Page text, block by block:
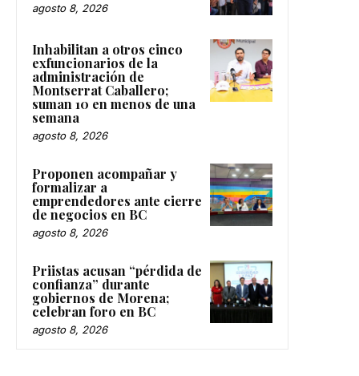
agosto 8, 2026
Inhabilitan a otros cinco
exfuncionarios de la
administración de
Montserrat Caballero;
suman 10 en menos de una
semana
agosto 8, 2026
Proponen acompañar y
formalizar a
emprendedores ante cierre
de negocios en BC
agosto 8, 2026
Priistas acusan “pérdida de
confianza” durante
gobiernos de Morena;
celebran foro en BC
agosto 8, 2026